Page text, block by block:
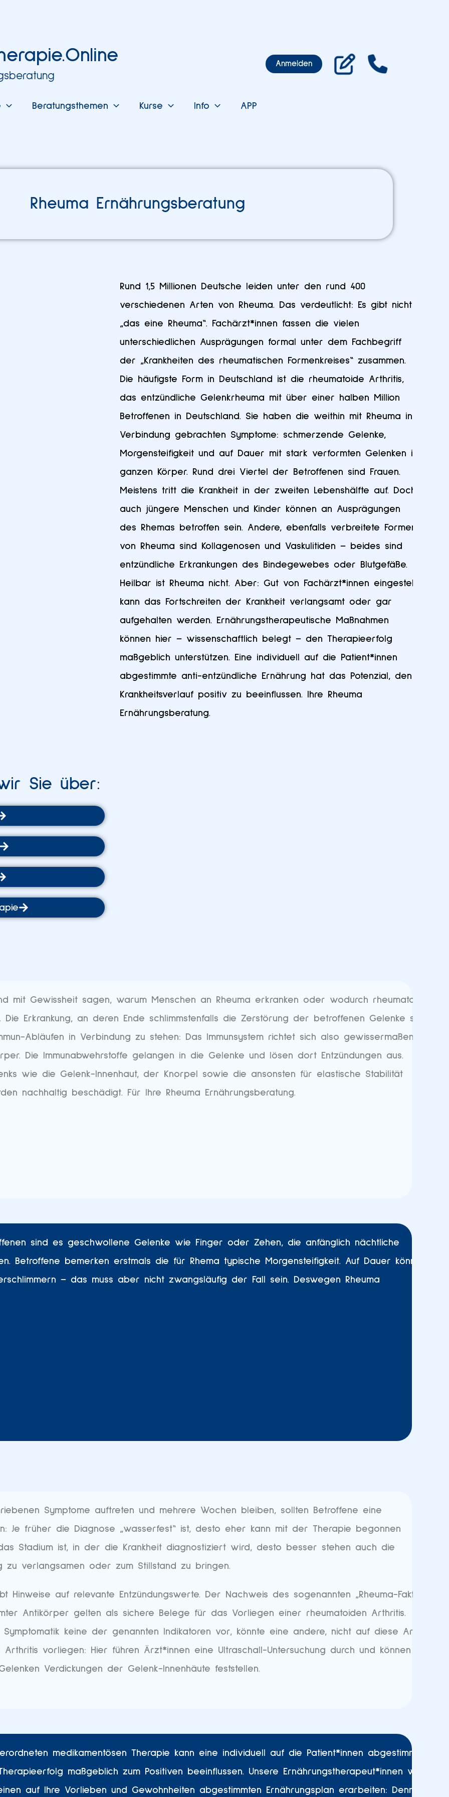
Anmelden
Beratungsthemen Kurse Info APP
Rheuma Ernährungsberatung
Rund 1,5 Millionen Deutsche leiden unter den rund 400
verschiedenen Arten von Rheuma. Das verdeutlicht: Es gibt nicht
„das eine Rheuma“. Fachärzt*innen fassen die vielen
unterschiedlichen Ausprägungen formal unter dem Fachbegriff
der „Krankheiten des rheumatischen Formenkreises“ zusammen.
Die häufigste Form in Deutschland ist die rheumatoide Arthritis,
das entzündliche Gelenkrheuma mit über einer halben Million
Betroffenen in Deutschland. Sie haben die weithin mit Rheuma in
Verbindung gebrachten Symptome: schmerzende Gelenke,
Morgensteifigkeit und auf Dauer mit stark verformten Gelenken im
ganzen Körper. Rund drei Viertel der Betroffenen sind Frauen.
Meistens tritt die Krankheit in der zweiten Lebenshälfte auf. Doch
auch jüngere Menschen und Kinder können an Ausprägungen
des Rhemas betroffen sein. Andere, ebenfalls verbreitete Formen
von Rheuma sind Kollagenosen und Vaskulitiden – beides sind
entzündliche Erkrankungen des Bindegewebes oder Blutgefäße.
Heilbar ist Rheuma nicht. Aber: Gut von Fachärzt*innen eingestellt
kann das Fortschreiten der Krankheit verlangsamt oder gar
aufgehalten werden. Ernährungstherapeutische Maßnahmen
können hier – wissenschaftlich belegt – den Therapieerfolg
maßgeblich unterstützen. Eine individuell auf die Patient*innen
abgestimmte anti-entzündliche Ernährung hat das Potenzial, den
Krankheitsverlauf positiv zu beeinflussen. Ihre Rheuma
Ernährungsberatung.
Sie über:
mit Gewissheit sagen, warum Menschen an Rheuma erkranken oder wodurch rheumatoide
Erkrankung, an deren Ende schlimmstenfalls die Zerstörung der betroffenen Gelenke steht,
Abläufen in Verbindung zu stehen: Das Immunsystem richtet sich also gewissermaßen
Die Immunabwehrstoffe gelangen in die Gelenke und lösen dort Entzündungen aus.
wie die Gelenk-Innenhaut, der Knorpel sowie die ansonsten für elastische Stabilität
nachhaltig beschädigt. Für Ihre Rheuma Ernährungsberatung.
sind es geschwollene Gelenke wie Finger oder Zehen, die anfänglich nächtliche
Betroffene bemerken erstmals die für Rhema typische Morgensteifigkeit. Auf Dauer können
– das muss aber nicht zwangsläufig der Fall sein. Deswegen Rheuma
Symptome auftreten und mehrere Wochen bleiben, sollten Betroffene eine
Je früher die Diagnose „wasserfest“ ist, desto eher kann mit der Therapie begonnen
Stadium ist, in der die Krankheit diagnostiziert wird, desto besser stehen auch die
zu verlangsamen oder zum Stillstand zu bringen.
Hinweise auf relevante Entzündungswerte. Der Nachweis des sogenannten „Rheuma-Faktors“
Antikörper gelten als sichere Belege für das Vorliegen einer rheumatoiden Arthritis.
keine der genannten Indikatoren vor, könnte eine andere, nicht auf diese Art
vorliegen: Hier führen Ärzt*innen eine Ultraschall-Untersuchung durch und können
Verdickungen der Gelenk-Innenhäute feststellen.
medikamentösen Therapie kann eine individuell auf die Patient*innen abgestimmte
maßgeblich zum Positiven beeinflussen. Unsere Ernährungstherapeut*innen werden
auf Ihre Vorlieben und Gewohnheiten abgestimmten Ernährungsplan erarbeiten: Denn nicht